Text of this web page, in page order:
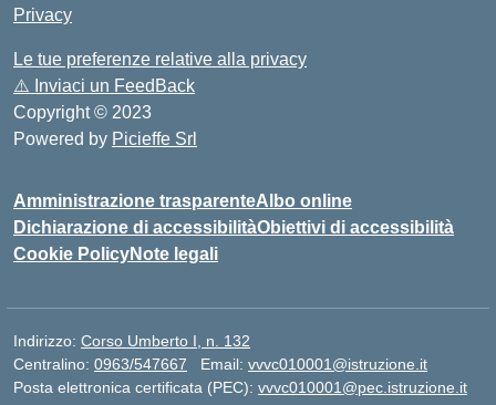
Privacy
Le tue preferenze relative alla privacy
⚠️ Inviaci un FeedBack
Copyright © 2023
Powered by Picieffe Srl
Amministrazione trasparenteAlbo online
Dichiarazione di accessibilitàObiettivi di accessibilità
Cookie PolicyNote legali
Indirizzo: Corso Umberto I, n. 132
Centralino: 0963/547667 Email: vvvc010001@istruzione.it
Posta elettronica certificata (PEC): vvvc010001@pec.istruzione.it